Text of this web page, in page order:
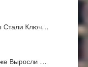
Стали Ключ…
Выросли …